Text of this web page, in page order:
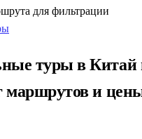
для фильтрации
туры в Китай
маршрутов и